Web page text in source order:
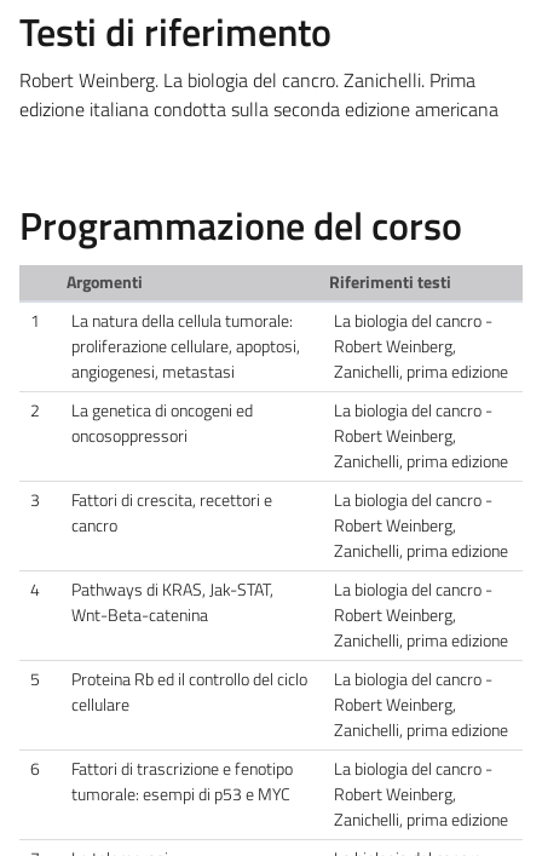
Testi di riferimento
Robert Weinberg. La biologia del cancro. Zanichelli. Prima
edizione italiana condotta sulla seconda edizione americana
Programmazione del corso
Argomenti
Riferimenti testi
1
La natura della cellula tumorale:
proliferazione cellulare, apoptosi,
angiogenesi, metastasi
La biologia del cancro -
Robert Weinberg,
Zanichelli, prima edizione
2
La genetica di oncogeni ed
oncosoppressori
La biologia del cancro -
Robert Weinberg,
Zanichelli, prima edizione
3
Fattori di crescita, recettori e
cancro
La biologia del cancro -
Robert Weinberg,
Zanichelli, prima edizione
4
Pathways di KRAS, Jak-STAT,
Wnt-Beta-catenina
La biologia del cancro -
Robert Weinberg,
Zanichelli, prima edizione
5
Proteina Rb ed il controllo del ciclo
cellulare
La biologia del cancro -
Robert Weinberg,
Zanichelli, prima edizione
6
Fattori di trascrizione e fenotipo
tumorale: esempi di p53 e MYC
La biologia del cancro -
Robert Weinberg,
Zanichelli, prima edizione